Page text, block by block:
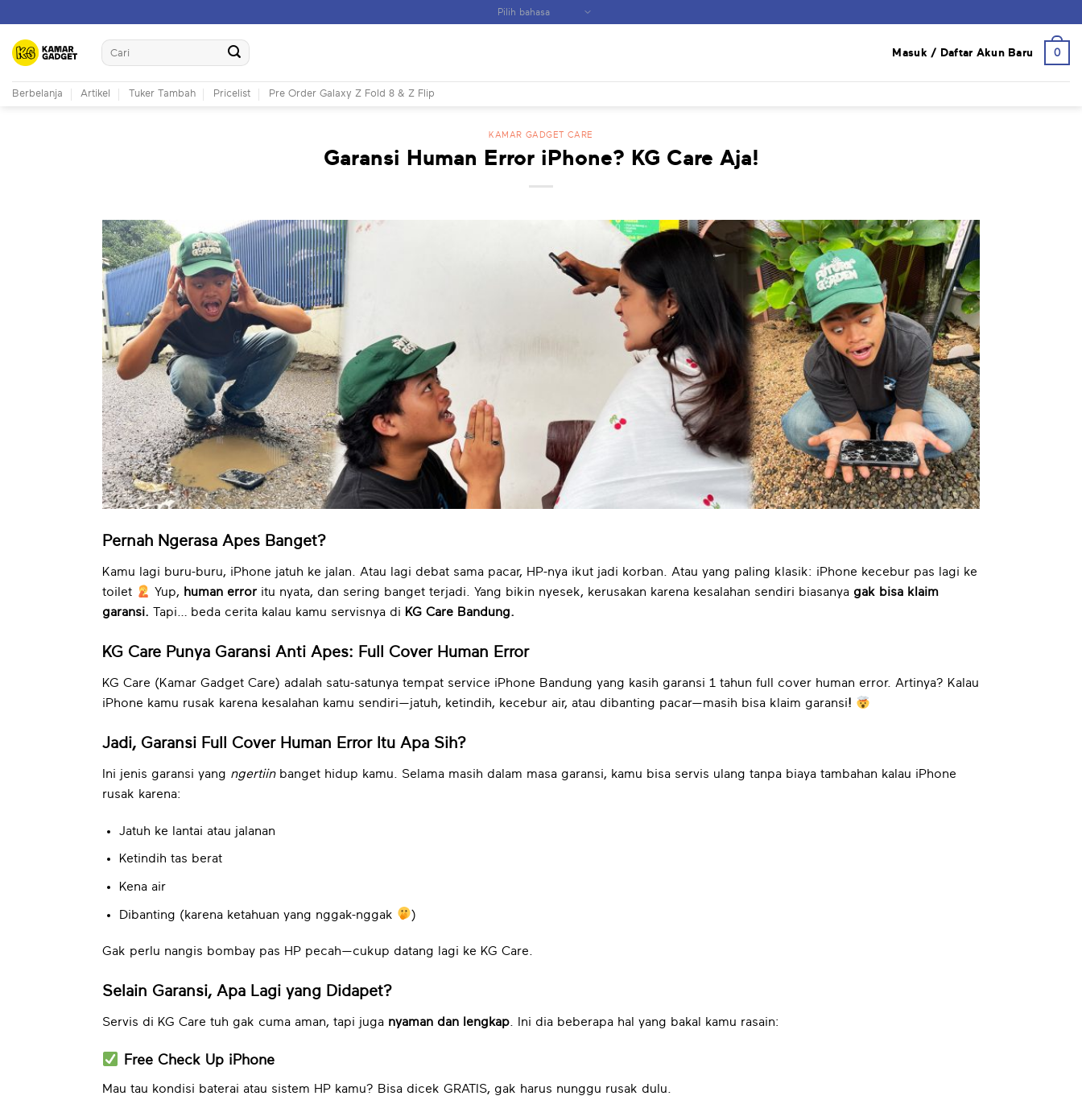
content
Search
for:
Masuk / Daftar Akun Baru 0
Berbelanja Artikel Tuker Tambah Pricelist Pre Order Galaxy Z Fold 8 & Z Flip
KAMAR GADGET CARE
Garansi Human Error iPhone? KG Care Aja!
Pernah Ngerasa Apes Banget?
Kamu lagi buru-buru, iPhone jatuh ke jalan. Atau lagi debat sama pacar, HP-nya ikut jadi korban. Atau yang paling klasik: iPhone kecebur pas lagi ke
toilet
Yup, human error itu nyata, dan sering banget terjadi. Yang bikin nyesek, kerusakan karena kesalahan sendiri biasanya gak bisa klaim
garansi. Tapi… beda cerita kalau kamu servisnya di KG Care Bandung.
KG Care Punya Garansi Anti Apes: Full Cover Human Error
KG Care (Kamar Gadget Care) adalah satu-satunya tempat service iPhone Bandung yang kasih garansi 1 tahun full cover human error. Artinya? Kalau
iPhone kamu rusak karena kesalahan kamu sendiri—jatuh, ketindih, kecebur air, atau dibanting pacar—masih bisa klaim garansi!
Jadi, Garansi Full Cover Human Error Itu Apa Sih?
Ini jenis garansi yang ngertiinbanget hidup kamu. Selama masih dalam masa garansi, kamu bisa servis ulang tanpa biaya tambahan kalau iPhone
rusak karena:
Jatuh ke lantai atau jalanan
Ketindih tas berat
Kena air
Dibanting (karena ketahuan yang nggak-nggak )
Gak perlu nangis bombay pas HP pecah—cukup datang lagi ke KG Care.
Selain Garansi, Apa Lagi yang Didapet?
Servis di KG Care tuh gak cuma aman, tapi juga nyaman dan lengkap. Ini dia beberapa hal yang bakal kamu rasain:
Free Check Up iPhone
Mau tau kondisi baterai atau sistem HP kamu? Bisa dicek GRATIS, gak harus nunggu rusak dulu.